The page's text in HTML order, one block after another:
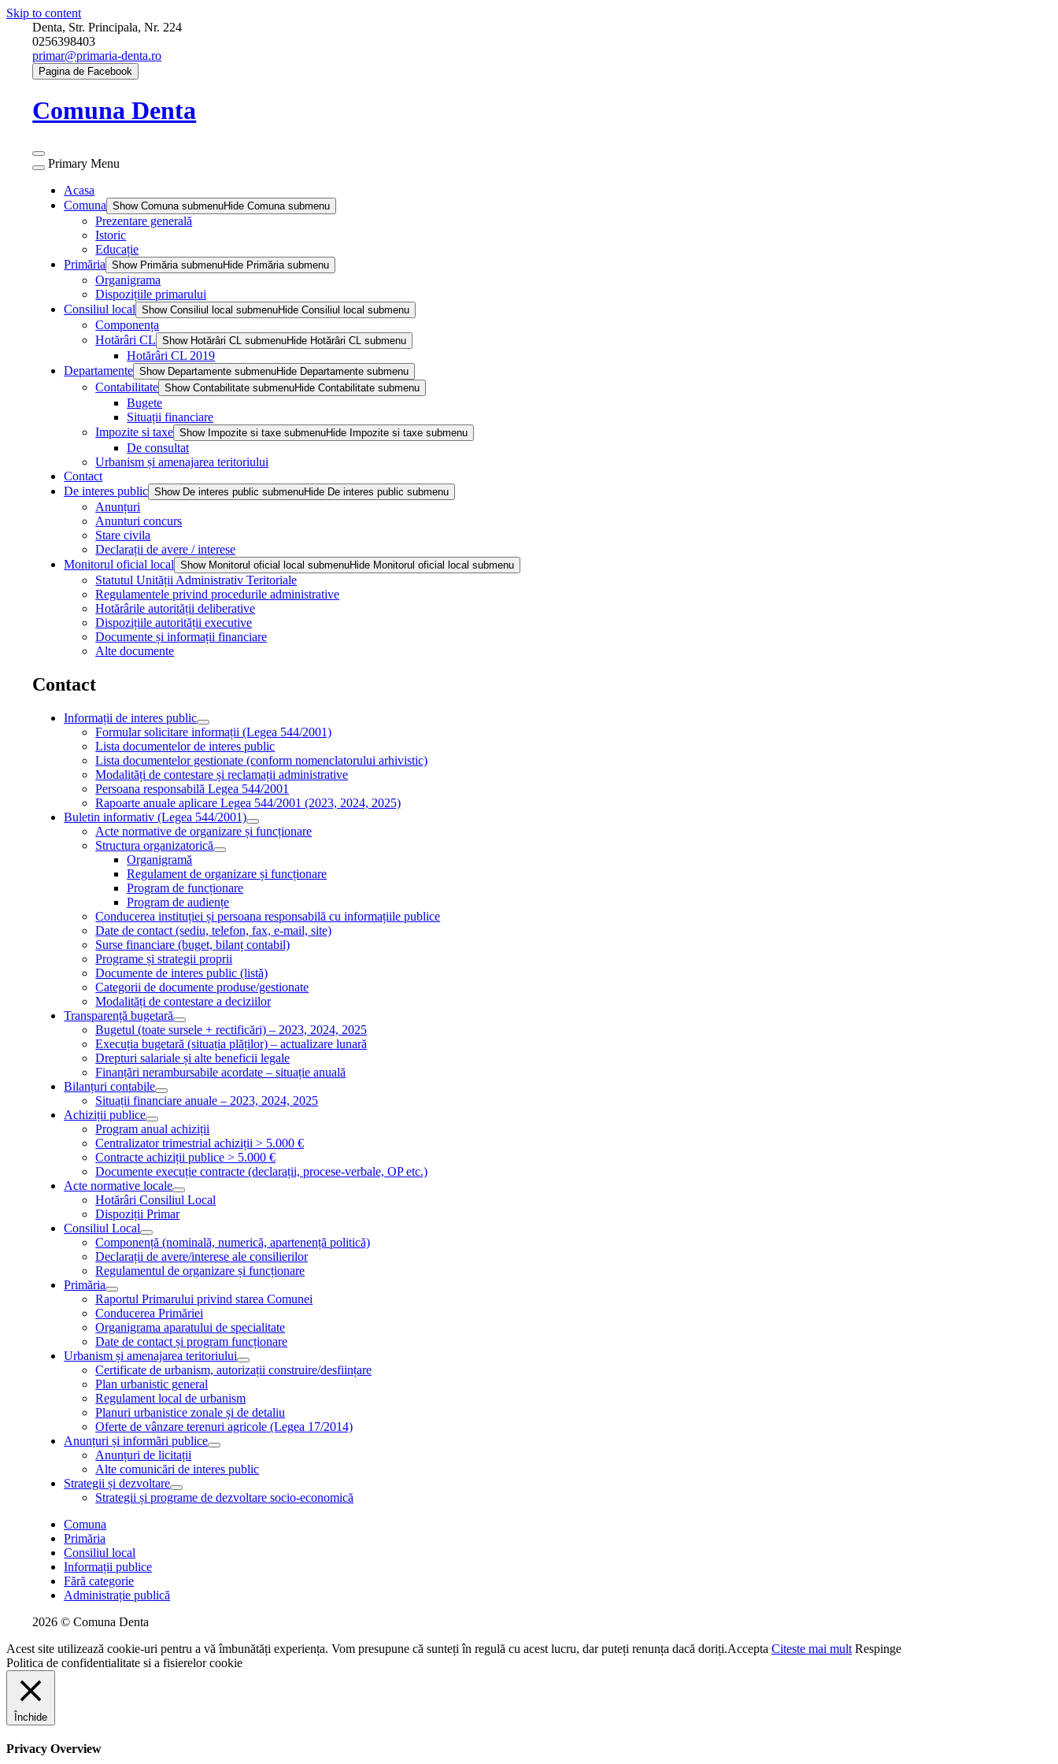
Skip to content
Denta, Str. Principala, Nr. 224
0256398403
primar@primaria-denta.ro
Pagina de Facebook
Comuna Denta
Primary Menu
Acasa
Comuna
Show Comuna submenuHide Comuna submenu
Prezentare generală
Istoric
Educație
Primăria
Show Primăria submenuHide Primăria submenu
Organigrama
Dispozițiile primarului
Consiliul local
Show Consiliul local submenuHide Consiliul local submenu
Componența
Hotărâri CL
Show Hotărâri CL submenuHide Hotărâri CL submenu
Hotărâri CL 2019
Departamente Show Departamente submenuHide Departamente submenu
Contabilitate Show Contabilitate submenuHide Contabilitate submenu
Bugete
Situații financiare
Impozite si taxe Show Impozite si taxe submenuHide Impozite si taxe submenu
De consultat
Urbanism și amenajarea teritoriului
Contact
De interes public Show De interes public submenuHide De interes public submenu
Anunțuri
Anunturi concurs
Stare civila
Declarații de avere / interese
Monitorul oficial local
Show Monitorul oficial local submenuHide Monitorul oficial local submenu
Statutul Unității Administrativ Teritoriale
Regulamentele privind procedurile administrative
Hotărârile autorității deliberative
Dispozițiile autorității executive
Documente și informații financiare
Alte documente
Contact
Informații de interes public
Formular solicitare informații (Legea 544/2001)
Lista documentelor de interes public
Lista documentelor gestionate (conform nomenclatorului arhivistic)
Modalități de contestare și reclamații administrative
Persoana responsabilă Legea 544/2001
Rapoarte anuale aplicare Legea 544/2001 (2023, 2024, 2025)
Buletin informativ (Legea 544/2001)
Acte normative de organizare și funcționare
Structura organizatorică
Organigramă
Regulament de organizare și funcționare
Program de funcționare
Program de audiențe
Conducerea instituției și persoana responsabilă cu informațiile publice
Date de contact (sediu, telefon, fax, e-mail, site)
Surse financiare (buget, bilanț contabil)
Programe și strategii proprii
Documente de interes public (listă)
Categorii de documente produse/gestionate
Modalități de contestare a deciziilor
Transparență bugetară
Bugetul (toate sursele + rectificări) – 2023, 2024, 2025
Execuția bugetară (situația plăților) – actualizare lunară
Drepturi salariale și alte beneficii legale
Finanțări nerambursabile acordate – situație anuală
Bilanțuri contabile
Situații financiare anuale – 2023, 2024, 2025
Achiziții publice
Program anual achiziții
Centralizator trimestrial achiziții > 5.000 €
Contracte achiziții publice > 5.000 €
Documente execuție contracte (declarații, procese-verbale, OP etc.)
Acte normative locale
Hotărâri Consiliul Local
Dispoziții Primar
Consiliul Local
Componență (nominală, numerică, apartenență politică)
Declarații de avere/interese ale consilierilor
Regulamentul de organizare și funcționare
Primăria
Raportul Primarului privind starea Comunei
Conducerea Primăriei
Organigrama aparatului de specialitate
Date de contact și program funcționare
Urbanism și amenajarea teritoriului
Certificate de urbanism, autorizații construire/desființare
Plan urbanistic general
Regulament local de urbanism
Planuri urbanistice zonale și de detaliu
Oferte de vânzare terenuri agricole (Legea 17/2014)
Anunțuri și informări publice
Anunțuri de licitații
Alte comunicări de interes public
Strategii și dezvoltare
Strategii și programe de dezvoltare socio-economică
Comuna
Primăria
Consiliul local
Informații publice
Fără categorie
Administrație publică
2026 © Comuna Denta
Acest site utilizează cookie-uri pentru a vă îmbunătăți experiența. Vom presupune că sunteți în regulă cu acest lucru, dar puteți renunța dacă doriți.Accepta Citeste mai mult Respinge
Politica de confidentialitate si a fisierelor cookie
Închide
Privacy Overview